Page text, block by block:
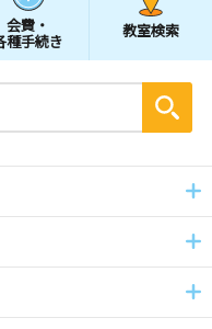
会費・
種手続き
教室検索